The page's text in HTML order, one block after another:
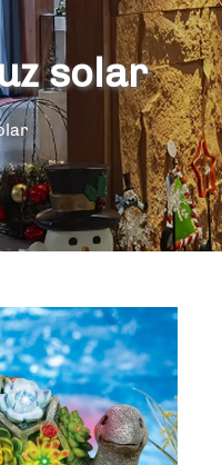
solar